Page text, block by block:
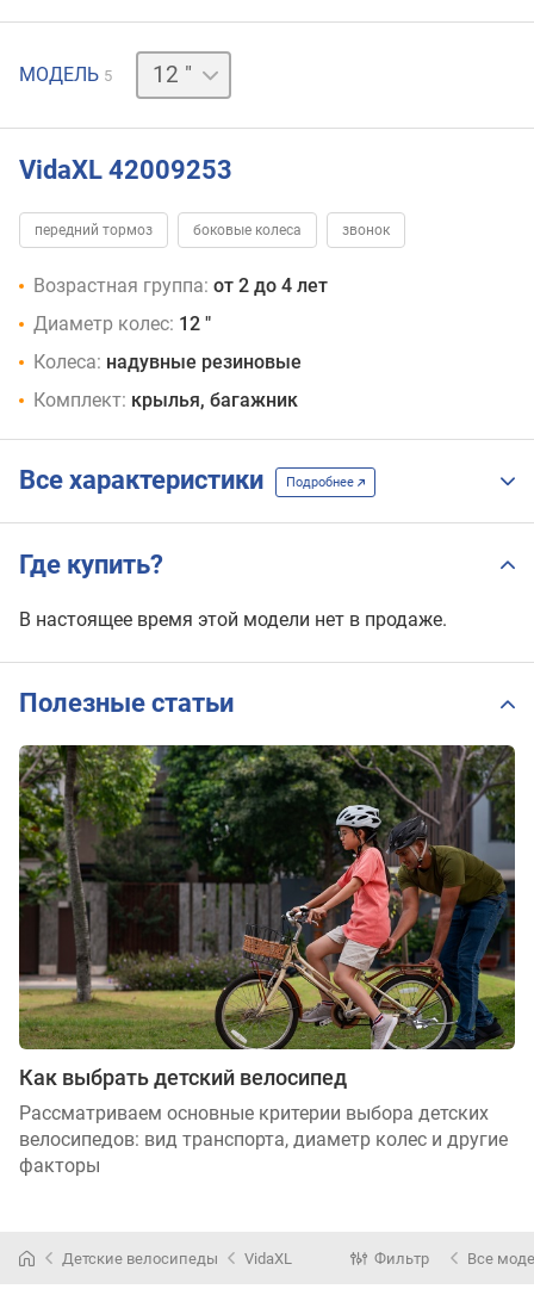
МОДЕЛЬ 5
14 "
16 "
VidaXL 42009253
передний тормоз боковые колеса звонок
Возрастная группа: от 2 до 4 лет
Диаметр колес: 12 "
Колеса: надувные резиновые
Комплект: крылья, багажник
Все характеристики Подробнее
Где купить?
В настоящее время этой модели нет в продаже.
Полезные статьи
Как выбрать детский велосипед
Рассматриваем основные критерии выбора детских
велосипедов: вид транспорта, диаметр колес и другие
факторы
Детские велосипеды VidaXL Фильтр Все